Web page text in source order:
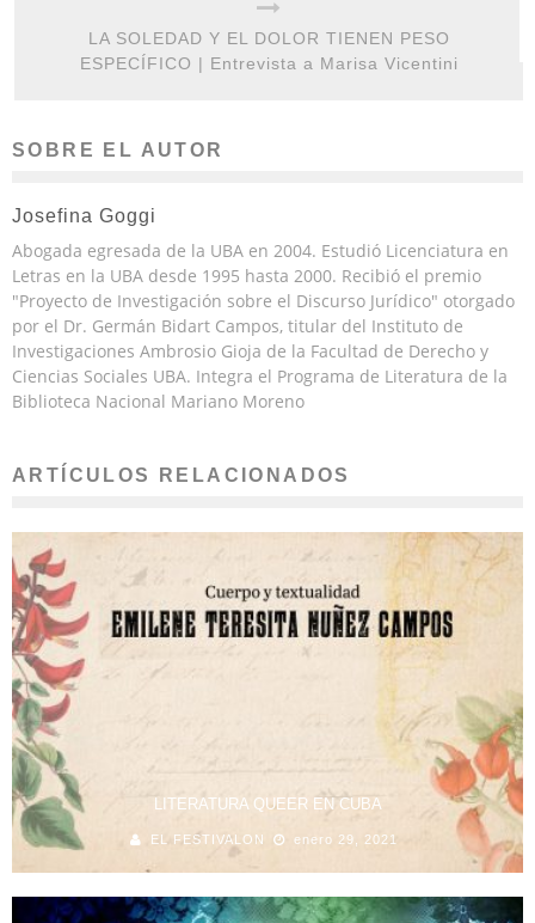
LA SOLEDAD Y EL DOLOR TIENEN PESO
ESPECÍFICO | Entrevista a Marisa Vicentini
SOBRE EL AUTOR
Josefina Goggi
Abogada egresada de la UBA en 2004. Estudió Licenciatura en
Letras en la UBA desde 1995 hasta 2000. Recibió el premio
"Proyecto de Investigación sobre el Discurso Jurídico" otorgado
por el Dr. Germán Bidart Campos, titular del Instituto de
Investigaciones Ambrosio Gioja de la Facultad de Derecho y
Ciencias Sociales UBA. Integra el Programa de Literatura de la
Biblioteca Nacional Mariano Moreno
ARTÍCULOS RELACIONADOS
LITERATURA QUEER EN CUBA
EL FESTIVALON enero 29, 2021